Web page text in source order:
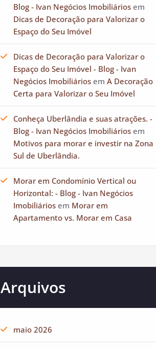
Blog - Ivan Negócios Imobiliários em
Dicas de Decoração para Valorizar o
Espaço do Seu Imóvel
Dicas de Decoração para Valorizar o
Espaço do Seu Imóvel - Blog - Ivan
Negócios Imobiliários em A Decoração
Certa para Valorizar o Seu Imóvel
Conheça Uberlândia e suas atrações. -
Blog - Ivan Negócios Imobiliários em
Motivos para morar e investir na Zona
Sul de Uberlândia.
Morar em Condomínio Vertical ou
Horizontal: - Blog - Ivan Negócios
Imobiliários em Morar em
Apartamento vs. Morar em Casa
Arquivos
maio 2026